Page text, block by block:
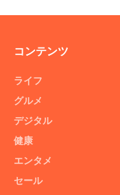
コンテンツ
ライフ
グルメ
デジタル
健康
エンタメ
セール